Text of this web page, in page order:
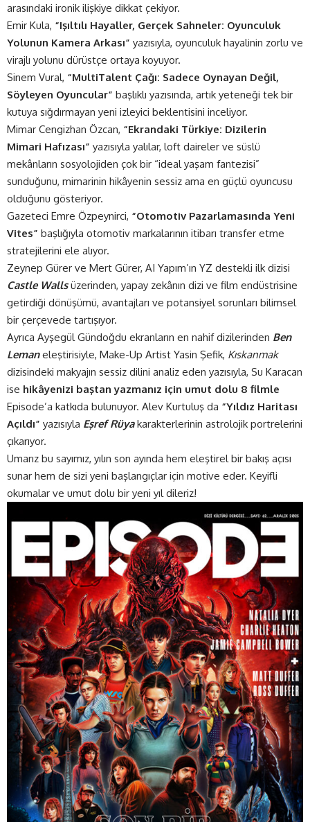
arasındaki ironik ilişkiye dikkat çekiyor.
Emir Kula, “Işıltılı Hayaller, Gerçek Sahneler: Oyunculuk
Yolunun Kamera Arkası” yazısıyla, oyunculuk hayalinin zorlu ve
virajlı yolunu dürüstçe ortaya koyuyor.
Sinem Vural, “MultiTalent Çağı: Sadece Oynayan Değil,
Söyleyen Oyuncular” başlıklı yazısında, artık yeteneği tek bir
kutuya sığdırmayan yeni izleyici beklentisini inceliyor.
Mimar Cengizhan Özcan, “Ekrandaki Türkiye: Dizilerin
Mimari Hafızası” yazısıyla yalılar, loft daireler ve süslü
mekânların sosyolojiden çok bir “ideal yaşam fantezisi”
sunduğunu, mimarinin hikâyenin sessiz ama en güçlü oyuncusu
olduğunu gösteriyor.
Gazeteci Emre Özpeynirci, “Otomotiv Pazarlamasında Yeni
Vites” başlığıyla otomotiv markalarının itibarı transfer etme
stratejilerini ele alıyor.
Zeynep Gürer ve Mert Gürer, AI Yapım’ın YZ destekli ilk dizisi
Castle Wallsüzerinden, yapay zekânın dizi ve film endüstrisine
getirdiği dönüşümü, avantajları ve potansiyel sorunları bilimsel
bir çerçevede tartışıyor.
Ayrıca Ayşegül Gündoğdu ekranların en nahif dizilerinden Ben
Lemaneleştirisiyle, Make-Up Artist Yasin Şefik, Kıskanmak
dizisindeki makyajın sessiz dilini analiz eden yazısıyla, Su Karacan
ise hikâyenizi baştan yazmanız için umut dolu 8 filmle
Episode’a katkıda bulunuyor. Alev Kurtuluş da “Yıldız Haritası
Açıldı” yazısıyla Eşref Rüya karakterlerinin astrolojik portrelerini
çıkarıyor.
Umarız bu sayımız, yılın son ayında hem eleştirel bir bakış açısı
sunar hem de sizi yeni başlangıçlar için motive eder. Keyifli
okumalar ve umut dolu bir yeni yıl dileriz!